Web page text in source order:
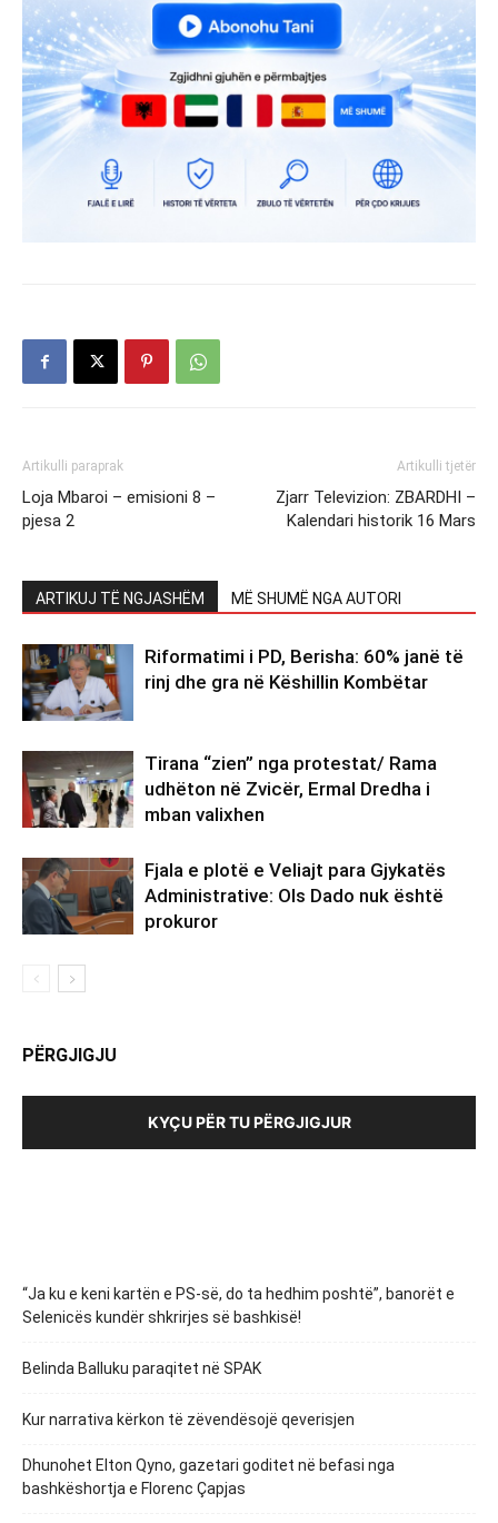
Artikulli paraprak
Loja Mbaroi – emisioni 8 –
pjesa 2
Artikulli tjetër
Zjarr Televizion: ZBARDHI –
Kalendari historik 16 Mars
ARTIKUJ TË NGJASHËM MË SHUMË NGA AUTORI
Riformatimi i PD, Berisha: 60% janë të
rinj dhe gra në Këshillin Kombëtar
Tirana “zien” nga protestat/ Rama
udhëton në Zvicër, Ermal Dredha i
mban valixhen
Fjala e plotë e Veliajt para Gjykatës
Administrative: Ols Dado nuk është
prokuror
PËRGJIGJU
KYÇU PËR TU PËRGJIGJUR
“Ja ku e keni kartën e PS-së, do ta hedhim poshtë”, banorët e
Selenicës kundër shkrirjes së bashkisë!
Belinda Balluku paraqitet në SPAK
Kur narrativa kërkon të zëvendësojë qeverisjen
Dhunohet Elton Qyno, gazetari goditet në befasi nga
bashkëshortja e Florenc Çapjas